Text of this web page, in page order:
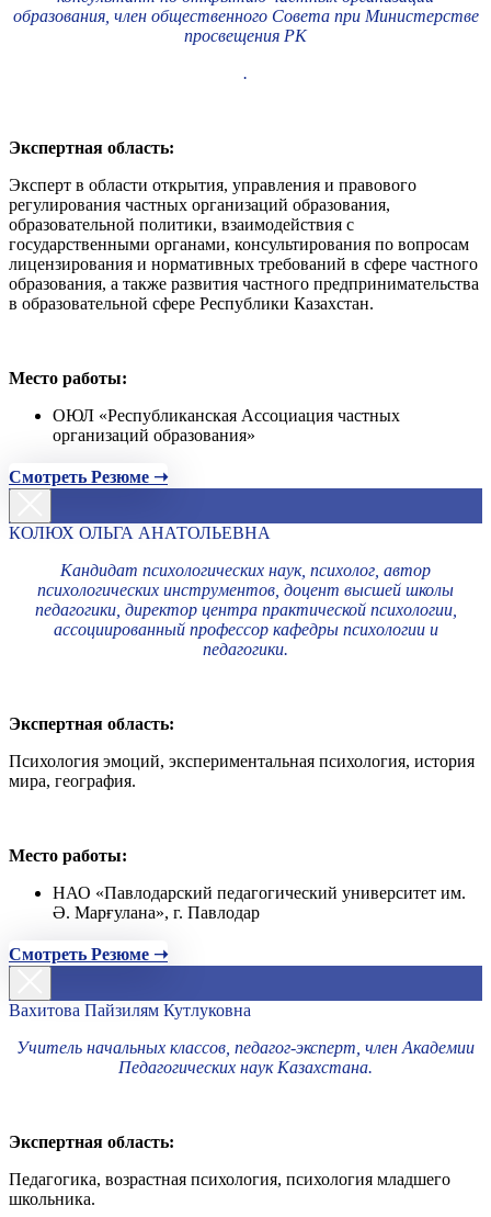
образования, член общественного Совета при Министерстве
просвещения РК
.
Экспертная область:
Эксперт в области открытия, управления и правового
регулирования частных организаций образования,
образовательной политики, взаимодействия с
государственными органами, консультирования по вопросам
лицензирования и нормативных требований в сфере частного
образования, а также развития частного предпринимательства
в образовательной сфере Республики Казахстан.
Место работы:
ОЮЛ «Республиканская Ассоциация частных
организаций образования»
Смотреть Резюме ➝
КОЛЮХ ОЛЬГА АНАТОЛЬЕВНА
Кандидат психологических наук, психолог, автор
психологических инструментов, доцент высшей школы
педагогики, директор центра практической психологии,
ассоциированный профессор кафедры психологии и
педагогики.
Экспертная область:
Психология эмоций, экспериментальная психология, история
мира, география.
Место работы:
НАО «Павлодарский педагогический университет им.
Ә. Марғулана», г. Павлодар
Смотреть Резюме ➝
Вахитова Пайзилям Кутлуковна
Учитель начальных классов, педагог-эксперт, член Академии
Педагогических наук Казахстана.
Экспертная область:
Педагогика, возрастная психология, психология младшего
школьника.